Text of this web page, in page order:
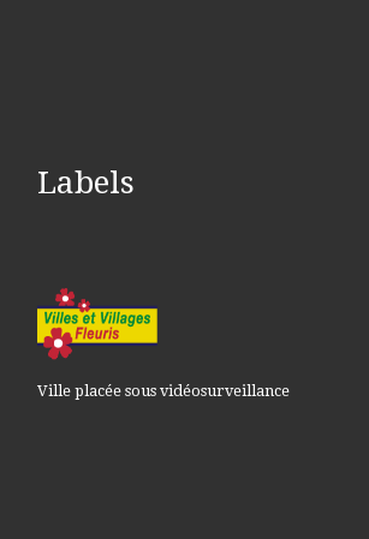
Labels
Ville placée sous vidéosurveillance